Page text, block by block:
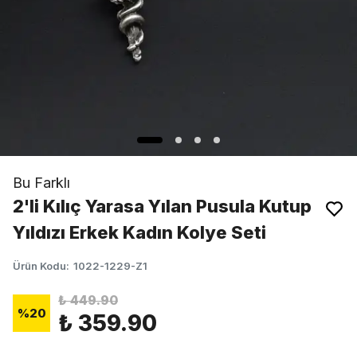
Bu Farklı
2'li Kılıç Yarasa Yılan Pusula Kutup
Yıldızı Erkek Kadın Kolye Seti
Ürün Kodu: 1022-1229-Z1
%20
₺ 449.90
₺ 359.90